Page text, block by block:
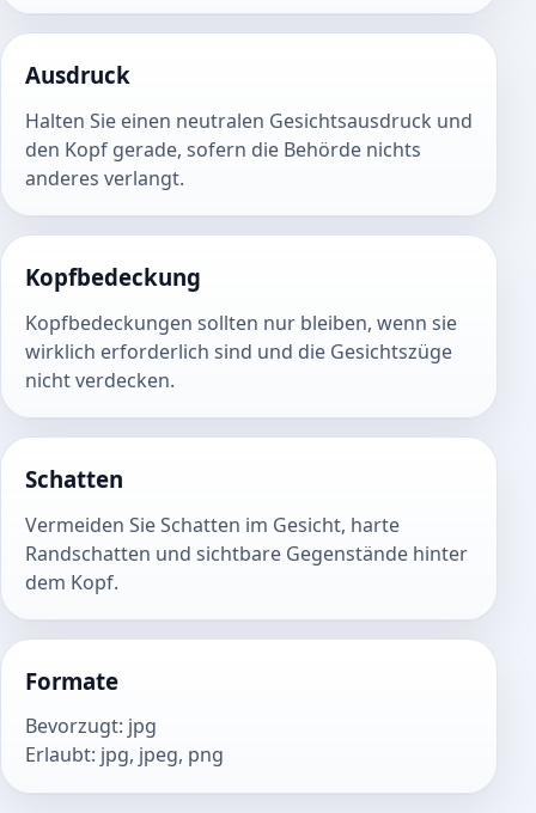
Ausdruck
Halten Sie einen neutralen Gesichtsausdruck und
den Kopf gerade, sofern die Behörde nichts
anderes verlangt.
Kopfbedeckung
Kopfbedeckungen sollten nur bleiben, wenn sie
wirklich erforderlich sind und die Gesichtszüge
nicht verdecken.
Schatten
Vermeiden Sie Schatten im Gesicht, harte
Randschatten und sichtbare Gegenstände hinter
dem Kopf.
Formate
Bevorzugt: jpg
Erlaubt: jpg, jpeg, png